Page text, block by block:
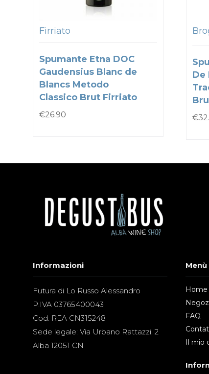
Firriato
Spumante Etna DOC
Gaudensius Blanc de
Blancs Metodo
Classico Brut Firriato
€26.90
De
€
Informazioni
Futura di Lo Russo Alessandro
P.IVA 03765400043
Cod. REA CN315248
Sede legale: Via Urbano Rattazzi, 2
Alba 12051 CN
Menù
Home
FAQ
Il mio